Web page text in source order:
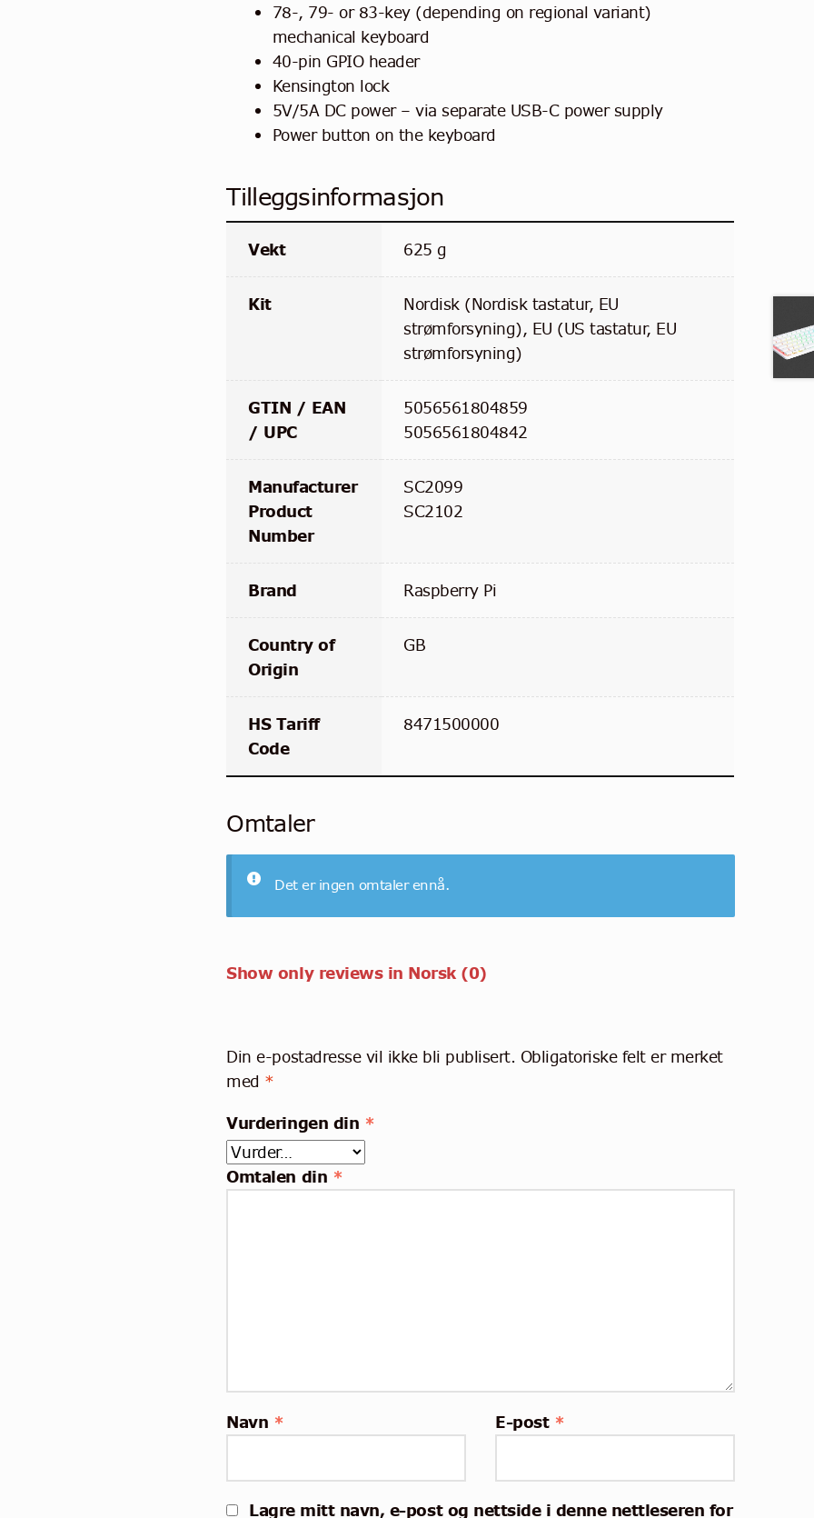
78-, 79- or 83-key (depending on regional variant)
mechanical keyboard
40-pin GPIO header
Kensington lock
5V/5A DC power – via separate USB-C power supply
Power button on the keyboard
Tilleggsinformasjon
Vekt 625 g
Kit
Nordisk (Nordisk tastatur, EU
strømforsyning), EU (US tastatur, EU
strømforsyning)
GTIN / EAN
/ UPC
5056561804859
5056561804842
Manufacturer
Product
Number
SC2099
SC2102
Brand Raspberry Pi
Country of
Origin
GB
HS Tariff
Code
8471500000
Omtaler
Det er ingen omtaler ennå.
Show only reviews in Norsk (0)
Din e-postadresse vil ikke bli publisert. Obligatoriske felt er merket
med *
Vurderingen din *
Omtalen din *
Navn * E-post *
Lagre mitt navn, e-post og nettside i denne nettleseren for